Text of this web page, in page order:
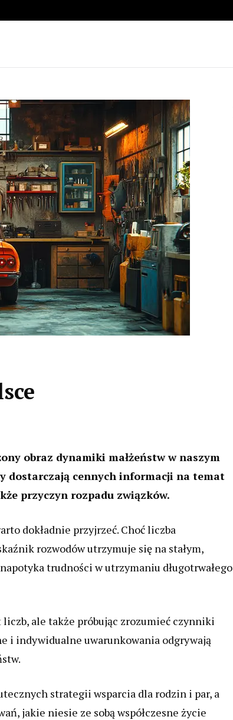
obraz dynamiki małżeństw w naszym
dostarczają cennych informacji na temat
przyczyn rozpadu związków.
dokładnie przyjrzeć. Choć liczba
rozwodów utrzymuje się na stałym,
trudności w utrzymaniu długotrwałego
ale także próbując zrozumieć czynniki
i indywidualne uwarunkowania odgrywają
strategii wsparcia dla rodzin i par, a
jakie niesie ze sobą współczesne życie